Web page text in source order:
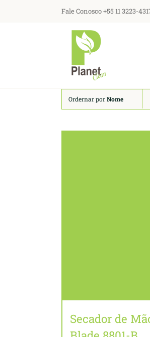
Fale Conosco +55 11 3223-
Ordernar porNome
Secador de